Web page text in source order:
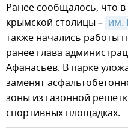
Ранее сообщалось, что
крымской столицы – им.
также начались работы
ранее глава
Афанасьев. В парке
заменят
зоны из газонной
спортивных площадках.